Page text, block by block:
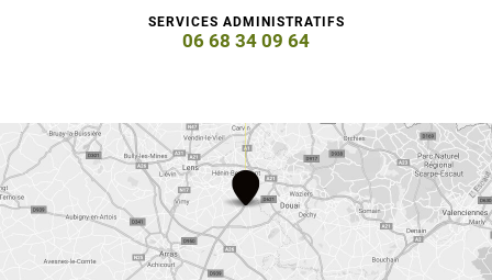
SERVICES ADMINISTRATIFS
06 68 34 09 64